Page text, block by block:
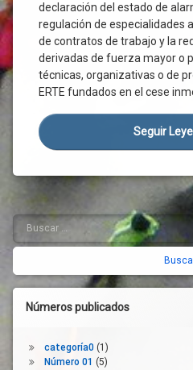
Bienestar
Estados
Unidos
Género
Gran
Impacto
Económico
Inmigrante
Manufacturas
Pandemia
Personas
Población
Inactiva
declaración del estado de
regulación de especialidades
de contratos de trabajo y la
derivadas de fuerza mayor o
técnicas, organizativas o de
ERTE fundados en el cese
Seguir
Crisis
Sanitaria
Desempleo
Despido
Emergencia
Sanitaria
Empleo
De
Alarma
Los
Trabajadores
Fijos-
Fuerza
Mayor
Barra
lateral
derecha
Buscar:
Números publicados
categoría0(1)
Número 01 (5)